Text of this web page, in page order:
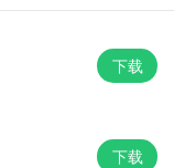
下载
下载